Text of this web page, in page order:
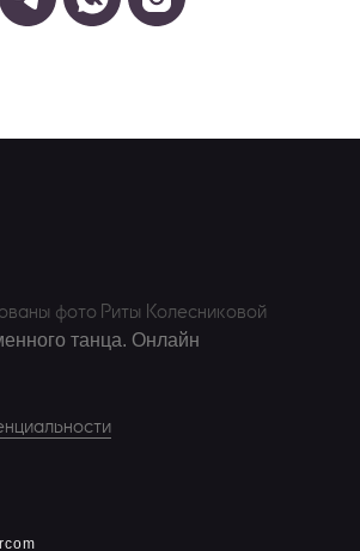
фото Риты Колесниковой
танца. Онлайн